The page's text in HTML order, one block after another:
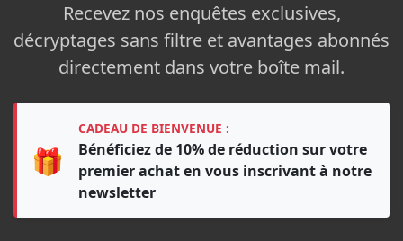
Recevez nos enquêtes exclusives,
décryptages sans filtre et avantages abonnés
directement dans votre boîte mail.
🎁
CADEAU DE BIENVENUE :
Bénéficiez de 10% de réduction sur votre
premier achat en vous inscrivant à notre
newsletter